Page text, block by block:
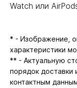
Watch или
* - Изображение,
характеристики
** - Актуальную
порядок доставки
контактным